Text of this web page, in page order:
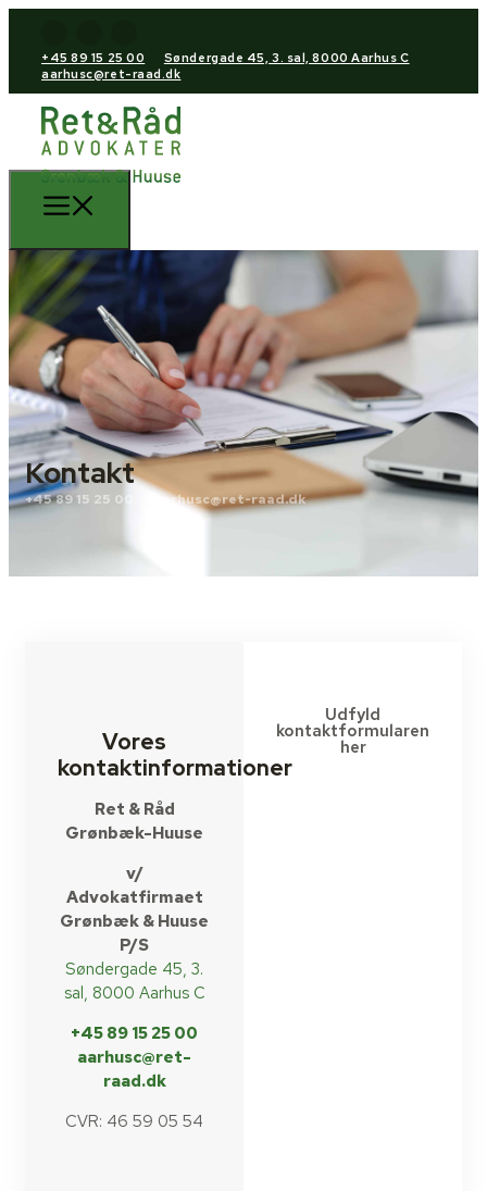
+45 89 15 25 00
Søndergade 45, 3. sal, 8000 Aarhus C
aarhusc@ret-raad.dk
Kontakt
+45 89 15 25 00 aarhusc@ret-raad.dk
Vores
kontaktinformationer
Ret & Råd
Grønbæk-Huuse
v/
Advokatfirmaet
Grønbæk & Huuse
P/S
Søndergade 45, 3.
sal, 8000 Aarhus C
+45 89 15 25 00
aarhusc@ret-
raad.dk
CVR: 46 59 05 54
Udfyld
kontaktformularen
her